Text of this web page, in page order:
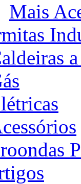
Mais